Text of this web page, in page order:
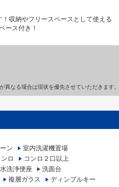
収納やフリースペースとして使える
ース付き！
なる場合は現状を優先させていただきます。
ン
室内洗濯機置場
ロ
コンロ２口以上
洗浄便座
洗面台
複層ガラス
ディンプルキー